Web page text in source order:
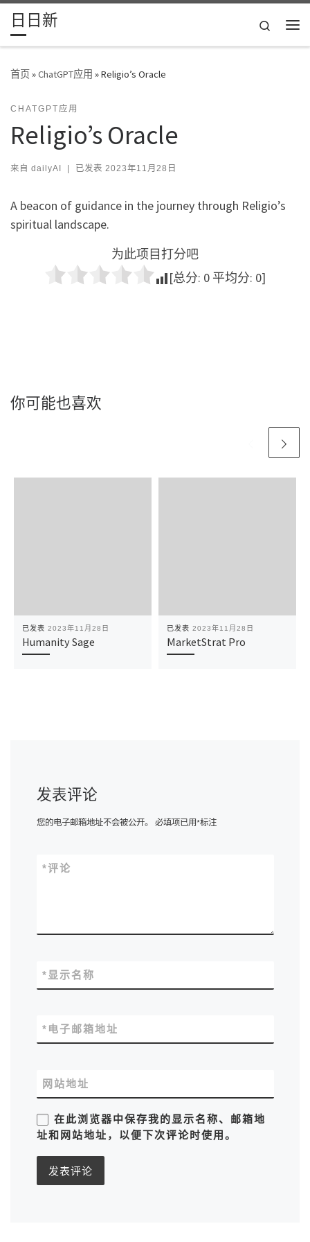
Skip to content
日日新
Search
首页»ChatGPT应用 »Religio’s Oracle
CHATGPT应用
Religio’s Oracle
来自 dailyAI | 已发表 2023年11月28日
A beacon of guidance in the journey through Religio’s
spiritual landscape.
为此项目打分吧
[总分: 0 平均分: 0]
你可能也喜欢
已发表 2023年11月28日
Humanity Sage
已发表 2023年11月28日
MarketStrat Pro
发表评论
您的电子邮箱地址不会被公开。 必填项已用*标注
评论
*
显示名称
*
电子邮箱地址
*
网站地址
在此浏览器中保存我的显示名称、邮箱地
址和网站地址，以便下次评论时使用。